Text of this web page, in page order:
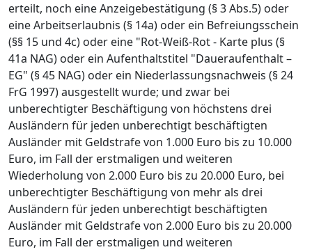
erteilt, noch eine Anzeigebestätigung (§ 3 Abs.5) oder
eine Arbeitserlaubnis (§ 14a) oder ein Befreiungsschein
(§§ 15 und 4c) oder eine "Rot-Weiß-Rot - Karte plus (§
41a NAG) oder ein Aufenthaltstitel "Daueraufenthalt –
EG" (§ 45 NAG) oder ein Niederlassungsnachweis (§ 24
FrG 1997) ausgestellt wurde; und zwar bei
unberechtigter Beschäftigung von höchstens drei
Ausländern für jeden unberechtigt beschäftigten
Ausländer mit Geldstrafe von 1.000 Euro bis zu 10.000
Euro, im Fall der erstmaligen und weiteren
Wiederholung von 2.000 Euro bis zu 20.000 Euro, bei
unberechtigter Beschäftigung von mehr als drei
Ausländern für jeden unberechtigt beschäftigten
Ausländer mit Geldstrafe von 2.000 Euro bis zu 20.000
Euro, im Fall der erstmaligen und weiteren